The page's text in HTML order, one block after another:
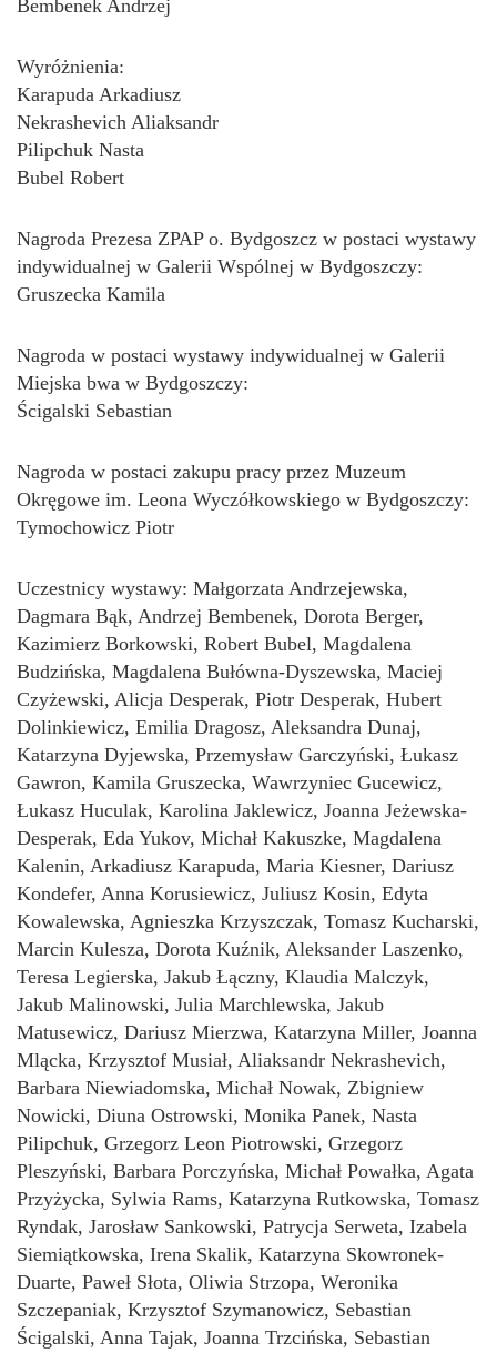
Bembenek Andrzej
Wyróżnienia:
Karapuda Arkadiusz
Nekrashevich Aliaksandr
Pilipchuk Nasta
Bubel Robert
Nagroda Prezesa ZPAP o. Bydgoszcz w postaci wystawy
indywidualnej w Galerii Wspólnej w Bydgoszczy:
Gruszecka Kamila
Nagroda w postaci wystawy indywidualnej w Galerii
Miejska bwa w Bydgoszczy:
Ścigalski Sebastian
Nagroda w postaci zakupu pracy przez Muzeum
Okręgowe im. Leona Wyczółkowskiego w Bydgoszczy:
Tymochowicz Piotr
Uczestnicy wystawy: Małgorzata Andrzejewska,
Dagmara Bąk, Andrzej Bembenek, Dorota Berger,
Kazimierz Borkowski, Robert Bubel, Magdalena
Budzińska, Magdalena Bułówna-Dyszewska, Maciej
Czyżewski, Alicja Desperak, Piotr Desperak, Hubert
Dolinkiewicz, Emilia Dragosz, Aleksandra Dunaj,
Katarzyna Dyjewska, Przemysław Garczyński, Łukasz
Gawron, Kamila Gruszecka, Wawrzyniec Gucewicz,
Łukasz Huculak, Karolina Jaklewicz, Joanna Jeżewska-
Desperak, Eda Yukov, Michał Kakuszke, Magdalena
Kalenin, Arkadiusz Karapuda, Maria Kiesner, Dariusz
Kondefer, Anna Korusiewicz, Juliusz Kosin, Edyta
Kowalewska, Agnieszka Krzyszczak, Tomasz Kucharski,
Marcin Kulesza, Dorota Kuźnik, Aleksander Laszenko,
Teresa Legierska, Jakub Łączny, Klaudia Malczyk,
Jakub Malinowski, Julia Marchlewska, Jakub
Matusewicz, Dariusz Mierzwa, Katarzyna Miller, Joanna
Mlącka, Krzysztof Musiał, Aliaksandr Nekrashevich,
Barbara Niewiadomska, Michał Nowak, Zbigniew
Nowicki, Diuna Ostrowski, Monika Panek, Nasta
Pilipchuk, Grzegorz Leon Piotrowski, Grzegorz
Pleszyński, Barbara Porczyńska, Michał Powałka, Agata
Przyżycka, Sylwia Rams, Katarzyna Rutkowska, Tomasz
Ryndak, Jarosław Sankowski, Patrycja Serweta, Izabela
Siemiątkowska, Irena Skalik, Katarzyna Skowronek-
Duarte, Paweł Słota, Oliwia Strzopa, Weronika
Szczepaniak, Krzysztof Szymanowicz, Sebastian
Ścigalski, Anna Tajak, Joanna Trzcińska, Sebastian